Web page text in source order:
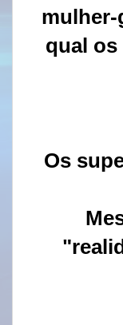
mulher-
qual os
Os